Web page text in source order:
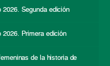
2026. Segunda edición
2026. Primera edición
de la historia de